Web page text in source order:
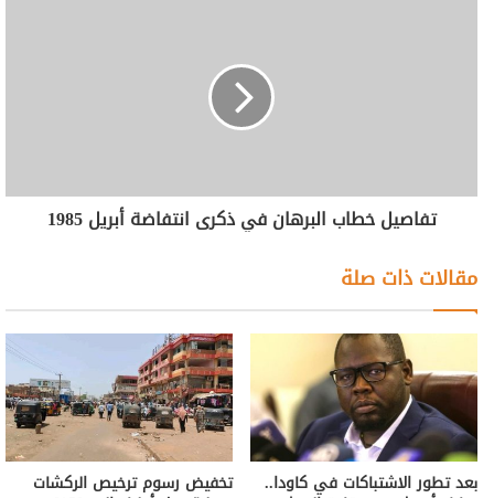
تفاصيل خطاب البرهان في ذكرى انتفاضة أبريل 1985
مقالات ذات صلة
بعد تطور الاشتباكات في كاودا.. تخفيض رسوم ترخيص الركشات